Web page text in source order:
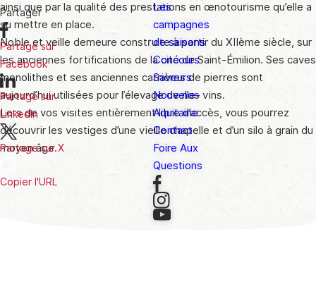
Les
campagnes
de saisons
Concours
Saveurs
Nouvelle-
Aquitaine
Contact
Foire Aux
Questions
ainsi que par la qualité des prestations en œnotourisme qu’elle a
su mettre en place.
Noble et veille demeure construite à partir du XIIème siècle, sur
les anciennes fortifications de la cité de Saint-Émilion. Ses caves
monolithes et ses anciennes carrières de pierres sont
aujourd’hui utilisées pour l’élevage de nos vins.
Lors de vos visites entièrement libre d’accès, vous pourrez
découvrir les vestiges d’une vieille chapelle et d’un silo à grain du
moyen âge.
Partager
Partage sur
Facebook
Partage sur
LinkedIn
Partage sur X
Copier l'URL